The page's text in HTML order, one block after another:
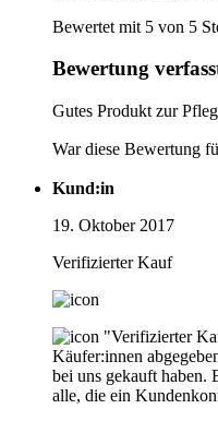
Bewertet mit 5 von 5
Bewertung
Gutes Produkt zur
War diese Bewertung
Kund:in
19. Oktober 2017
Verifizierter Kauf
"Verifizierter
Käufer:innen
bei uns gekauft haben.
alle, die ein